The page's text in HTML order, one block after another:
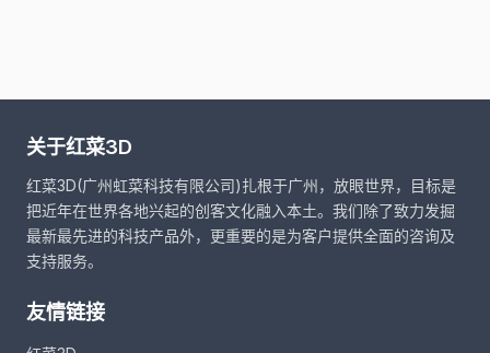
关于红菜3D
红菜3D(广州虹菜科技有限公司)扎根于广州，放眼世界，目标是
把近年在世界各地兴起的创客文化融入本土。我们除了致力发掘
最新最先进的科技产品外，更重要的是为客户提供全面的咨询及
支持服务。
友情链接